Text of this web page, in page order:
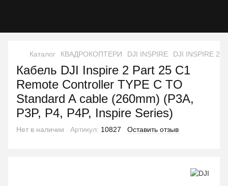
Каталог КВАДРОКОПТЕРИ DJI INSPIRE DJI INSPIRE 2
Кабель DJI Inspire 2 Part 25 C1
Remote Controller TYPE C TO
Standard A cable (260mm) (P3A,
P3P, P4, P4P, Inspire Series)
Нет в наличии Артикул: 10827 Оставить отзыв